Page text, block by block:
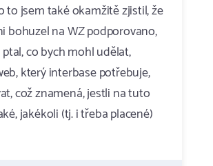
to jsem také okamžitě zjistil, že
bohuzel na WZ podporovano,
co bych mohl udělat,
který interbase potřebuje,
což znamená, jestli na tuto
jakékoli (tj. i třeba placené)